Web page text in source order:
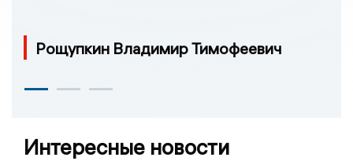
Рощупкин Владимир Тимофеевич
Интересные новости